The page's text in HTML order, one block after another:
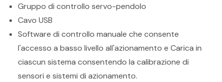
Gruppo di controllo servo-pendolo
Cavo USB
Software di controllo manuale che consente
l'accesso a basso livello all'azionamento e Carica in
ciascun sistema consentendo la calibrazione di
sensori e sistemi di azionamento.